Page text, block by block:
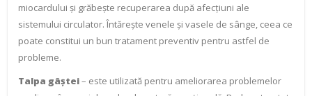
miocardului și grăbește recuperarea după afecțiuni ale
sistemului circulator. Întărește venele și vasele de sânge, ceea ce
poate constitui un bun tratament preventiv pentru astfel de
probleme.
Talpa gâștei– este utilizată pentru ameliorarea problemelor